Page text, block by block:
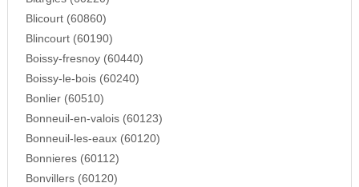
Blicourt (60860)
Blincourt (60190)
Boissy-fresnoy (60440)
Boissy-le-bois (60240)
Bonlier (60510)
Bonneuil-en-valois (60123)
Bonneuil-les-eaux (60120)
Bonnieres (60112)
Bonvillers (60120)